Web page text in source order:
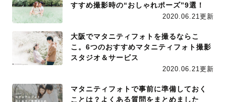
すすめ撮影時の“おしゃれポーズ”9選！
2020.06.21更新
大阪でマタニティフォトを撮るならこ
こ。6つのおすすめマタニティフォト撮影
スタジオ＆サービス
2020.06.21更新
マタニティフォトで事前に準備しておく
ことは？よくある質問をまとめました